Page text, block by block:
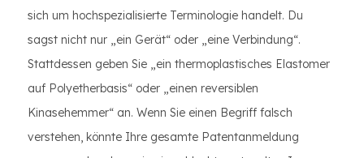
sich um hochspezialisierte Terminologie handelt. Du
sagst nicht nur „ein Gerät“ oder „eine Verbindung“.
Stattdessen geben Sie „ein thermoplastisches Elastomer
auf Polyetherbasis“ oder „einen reversiblen
Kinasehemmer“ an. Wenn Sie einen Begriff falsch
verstehen, könnte Ihre gesamte Patentanmeldung